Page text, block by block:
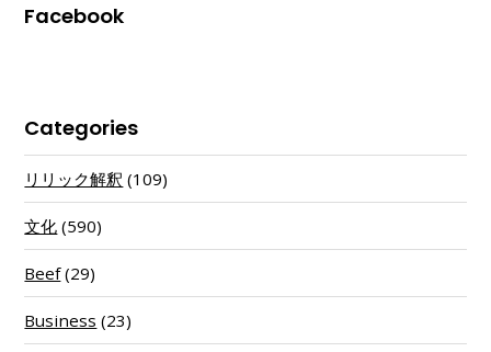
Facebook
Categories
リリック解釈 (109)
文化 (590)
Beef(29)
Business (23)